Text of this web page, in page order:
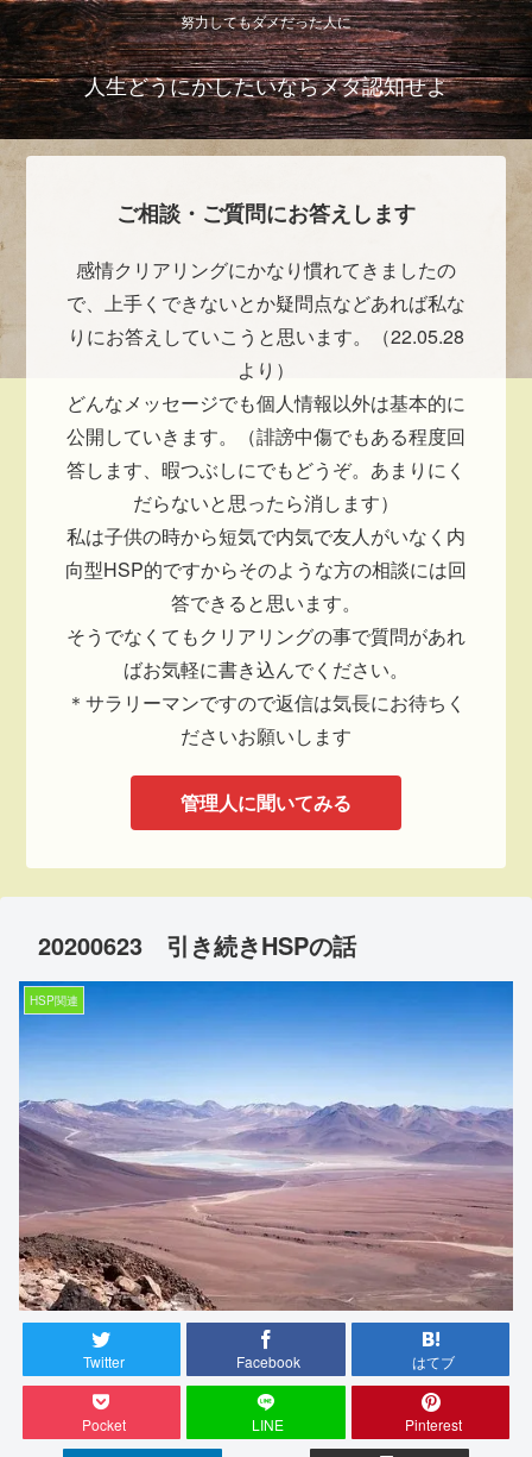
努力してもダメだった人に
人生どうにかしたいならメタ認知せよ
ご相談・ご質問にお答えします
感情クリアリングにかなり慣れてきましたの
で、上手くできないとか疑問点などあれば私な
りにお答えしていこうと思います。（22.05.28
より）
どんなメッセージでも個人情報以外は基本的に
公開していきます。（誹謗中傷でもある程度回
答します、暇つぶしにでもどうぞ。あまりにく
だらないと思ったら消します）
私は子供の時から短気で内気で友人がいなく内
向型HSP的ですからそのような方の相談には回
答できると思います。
そうでなくてもクリアリングの事で質問があれ
ばお気軽に書き込んでください。
＊サラリーマンですので返信は気長にお待ちく
ださいお願いします
管理人に聞いてみる
20200623 引き続きHSPの話
HSP関連
Twitter Facebook はてブ
Pocket LINE Pinterest